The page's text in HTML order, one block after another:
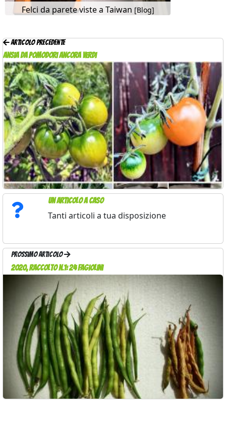
Felci da parete viste a Taiwan [Blog]
Articolo precedente
Ansia da pomodori ancora verdi
Un articolo a caso
Tanti articoli a tua disposizione
Prossimo articolo
2020, raccolto n.1: 24 fagiolini